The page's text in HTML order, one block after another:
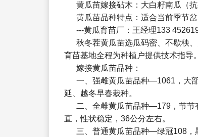
黄瓜苗嫁接砧木：大白籽南瓜（抗
黄瓜苗品种特点：适合当前季节
---黄瓜育苗厂：王经理133
秋冬茬黄瓜苗选瓜码密、不歇秧
育苗基地全程为种植户提供技术指导。
嫁接黄瓜苗品种：
一、强雌黄瓜苗品种—1061，大
延、越冬早春栽种。
二、全雌黄瓜苗品种—179，节节
直，性状稳定，36公分左右。
三、普通黄瓜苗品种—绿冠108，